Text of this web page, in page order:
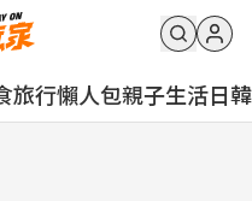
旅行懶人包親子生活日韓